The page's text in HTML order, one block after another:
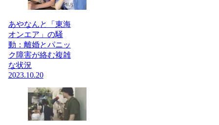
あやなんと「東海
オンエア」の騒
動：離婚とパニッ
ク障害が絡む複雑
な状況
2023.10.20